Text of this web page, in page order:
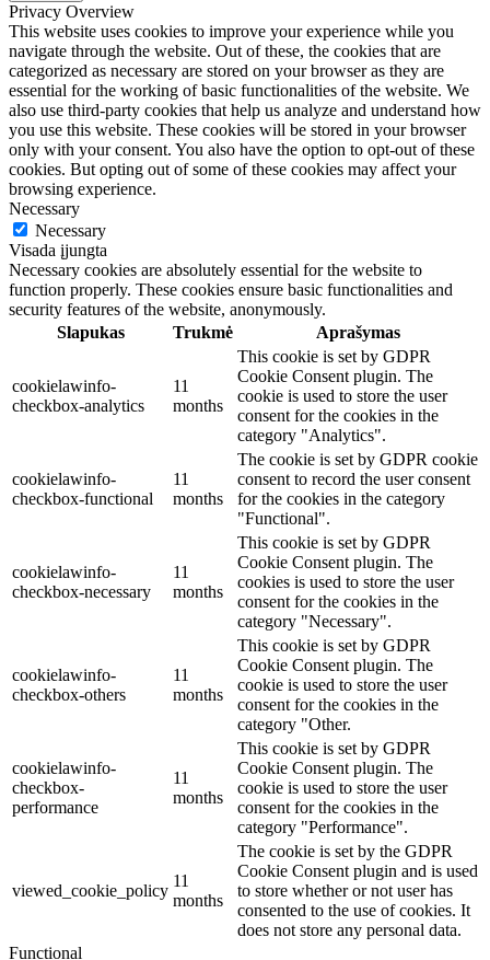
Privacy Overview
This website uses cookies to improve your experience while you
navigate through the website. Out of these, the cookies that are
categorized as necessary are stored on your browser as they are
essential for the working of basic functionalities of the website. We
also use third-party cookies that help us analyze and understand how
you use this website. These cookies will be stored in your browser
only with your consent. You also have the option to opt-out of these
cookies. But opting out of some of these cookies may affect your
browsing experience.
Necessary
Necessary
Visada įjungta
Necessary cookies are absolutely essential for the website to
function properly. These cookies ensure basic functionalities and
security features of the website, anonymously.
Slapukas
Trukmė Aprašymas
cookielawinfo-
checkbox-analytics
11
months
This cookie is set by GDPR
Cookie Consent plugin. The
cookie is used to store the user
consent for the cookies in the
category "Analytics".
cookielawinfo-
checkbox-functional
11
months
The cookie is set by GDPR cookie
consent to record the user consent
for the cookies in the category
"Functional".
cookielawinfo-
checkbox-necessary
11
months
This cookie is set by GDPR
Cookie Consent plugin. The
cookies is used to store the user
consent for the cookies in the
category "Necessary".
cookielawinfo-
checkbox-others
11
months
This cookie is set by GDPR
Cookie Consent plugin. The
cookie is used to store the user
consent for the cookies in the
category "Other.
cookielawinfo-
checkbox-
performance
11
months
This cookie is set by GDPR
Cookie Consent plugin. The
cookie is used to store the user
consent for the cookies in the
category "Performance".
viewed_cookie_policy
11
months
The cookie is set by the GDPR
Cookie Consent plugin and is used
to store whether or not user has
consented to the use of cookies. It
does not store any personal data.
Functional